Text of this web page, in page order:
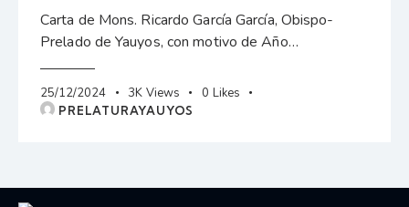
Carta de Mons. Ricardo García García, Obispo-
Prelado de Yauyos, con motivo de Año…
25/12/2024 3K Views 0 Likes
PRELATURAYAUYOS